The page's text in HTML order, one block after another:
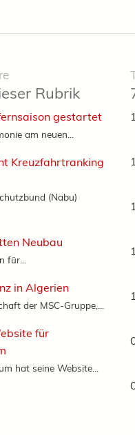
Rubrik
gestartet
am neuen...
Kreuzfahrtranking
(Nabu)
Neubau
in Algerien
der MSC-Gruppe,...
für
hat seine Website...